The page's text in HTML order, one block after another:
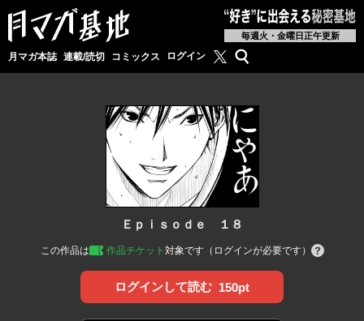
毎週火・金曜日正午更新
月マガ本誌 連載/読切 コミックス ログイン 月マガ基地公式X
検索
Ｅｐｉｓｏｄｅ １８
この作品は 作品チケット 対象です（ログインが必要です）
ログインして読む 150pt